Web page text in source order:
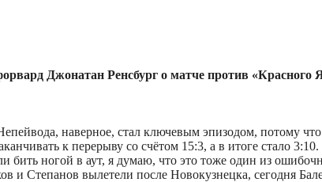
Джонатан Ренсбург о матче против «Красного
наверное, стал ключевым эпизодом, потому
к перерыву со счётом 15:3, а в итоге стало
бить ногой в аут, я думаю, что это тоже один из
и Степанов вылетели после Новокузнецка, сегодня